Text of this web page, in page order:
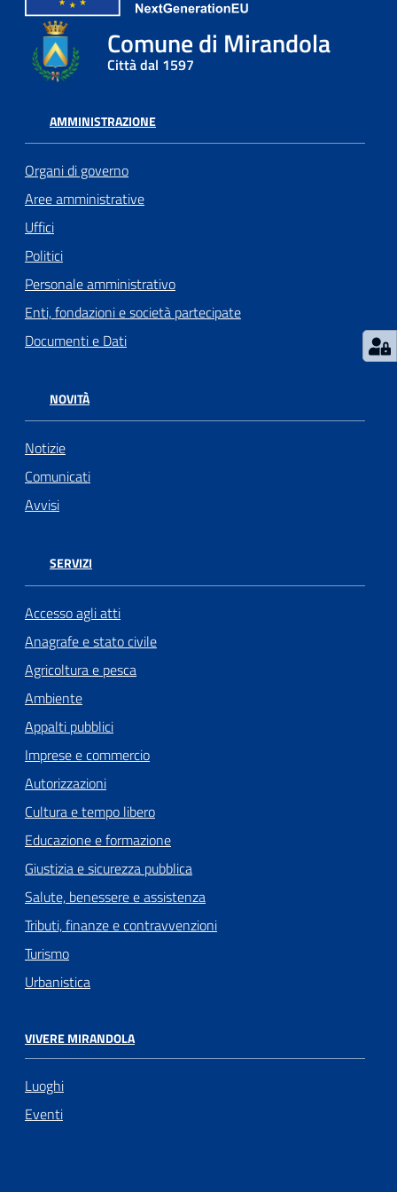
Seguici
su
Comune di Mirandola
Città dal 1597
AMMINISTRAZIONE
Organi di governo
Aree amministrative
Uffici
Politici
Personale amministrativo
Enti, fondazioni e società partecipate
Documenti e Dati
NOVITÀ
Notizie
Comunicati
Avvisi
SERVIZI
Accesso agli atti
Anagrafe e stato civile
Agricoltura e pesca
Ambiente
Appalti pubblici
Imprese e commercio
Autorizzazioni
Cultura e tempo libero
Educazione e formazione
Giustizia e sicurezza pubblica
Salute, benessere e assistenza
Tributi, finanze e contravvenzioni
Turismo
Urbanistica
VIVERE MIRANDOLA
Luoghi
Eventi